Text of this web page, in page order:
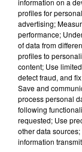
profiles for
advertising;
performance;
of data from
profiles to
content; Use
detect fraud, and
Save and
process personal
following
requested; Use
other data
information